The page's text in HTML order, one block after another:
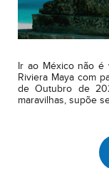
Ir ao México não
Riviera Maya com
de Outubro de
maravilhas, supõe